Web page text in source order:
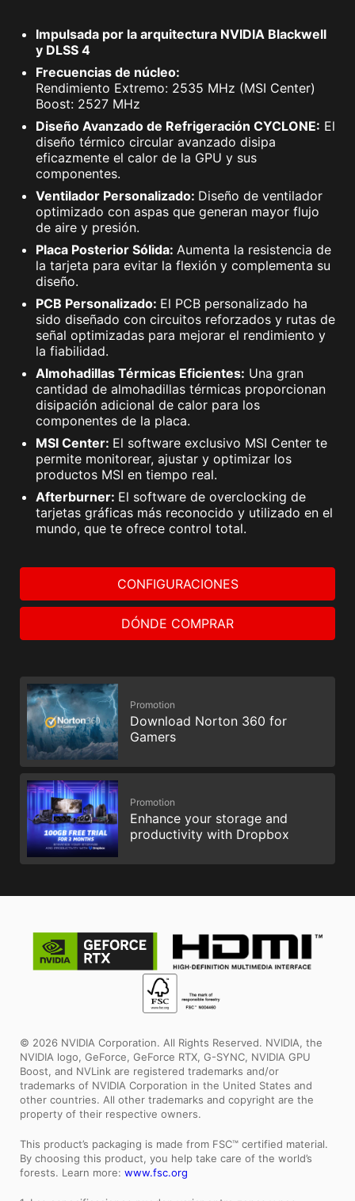
Impulsada por la arquitectura NVIDIA Blackwell
y DLSS 4
Frecuencias de núcleo:
Rendimiento Extremo: 2535 MHz (MSI Center)
Boost: 2527 MHz
Diseño Avanzado de Refrigeración CYCLONE: El
diseño térmico circular avanzado disipa
eficazmente el calor de la GPU y sus
componentes.
Ventilador Personalizado: Diseño de ventilador
optimizado con aspas que generan mayor flujo
de aire y presión.
Placa Posterior Sólida: Aumenta la resistencia de
la tarjeta para evitar la flexión y complementa su
diseño.
PCB Personalizado: El PCB personalizado ha
sido diseñado con circuitos reforzados y rutas de
señal optimizadas para mejorar el rendimiento y
la fiabilidad.
Almohadillas Térmicas Eficientes: Una gran
cantidad de almohadillas térmicas proporcionan
disipación adicional de calor para los
componentes de la placa.
MSI Center: El software exclusivo MSI Center te
permite monitorear, ajustar y optimizar los
productos MSI en tiempo real.
Afterburner: El software de overclocking de
tarjetas gráficas más reconocido y utilizado en el
mundo, que te ofrece control total.
CONFIGURACIONES
DÓNDE COMPRAR
Promotion
Download Norton 360 for
Gamers
Promotion
Enhance your storage and
productivity with Dropbox
© 2026 NVIDIA Corporation. All Rights Reserved. NVIDIA, the
NVIDIA logo, GeForce, GeForce RTX, G-SYNC, NVIDIA GPU
Boost, and NVLink are registered trademarks and/or
trademarks of NVIDIA Corporation in the United States and
other countries. All other trademarks and copyright are the
property of their respective owners.
This product’s packaging is made from FSC™ certified material.
By choosing this product, you help take care of the world’s
forests. Learn more: www.fsc.org